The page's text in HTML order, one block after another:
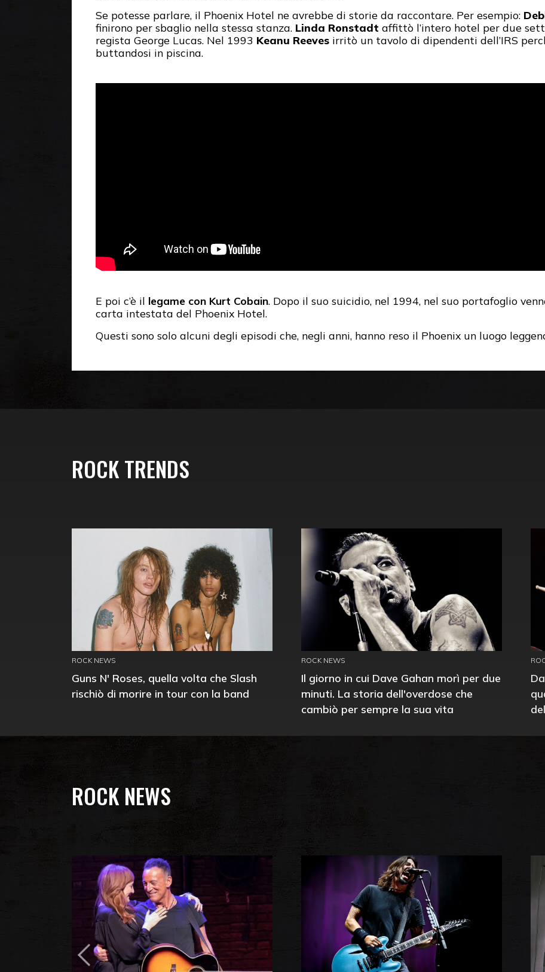
Se potesse parlare, il Phoenix Hotel ne avrebbe di storie da raccontare. Per esempio:
finirono per sbaglio nella stessa stanza. Linda Ronstadt affittò l’intero hotel per due
regista George Lucas. Nel 1993 Keanu Reeves irritò un tavolo di dipendenti dell’IRS
buttandosi in piscina.
E poi c’è il legame con Kurt Cobain. Dopo il suo suicidio, nel 1994, nel suo portafoglio
carta intestata del Phoenix Hotel.
Questi sono solo alcuni degli episodi che, negli anni, hanno reso il Phoenix un luogo
ROCK TRENDS
ROCK NEWS
Guns N' Roses, quella volta che Slash
rischiò di morire in tour con la band
ROCK NEWS
Il giorno in cui Dave Gahan morì per due
minuti. La storia dell'overdose che
cambiò per sempre la sua vita
ROCK NEWS